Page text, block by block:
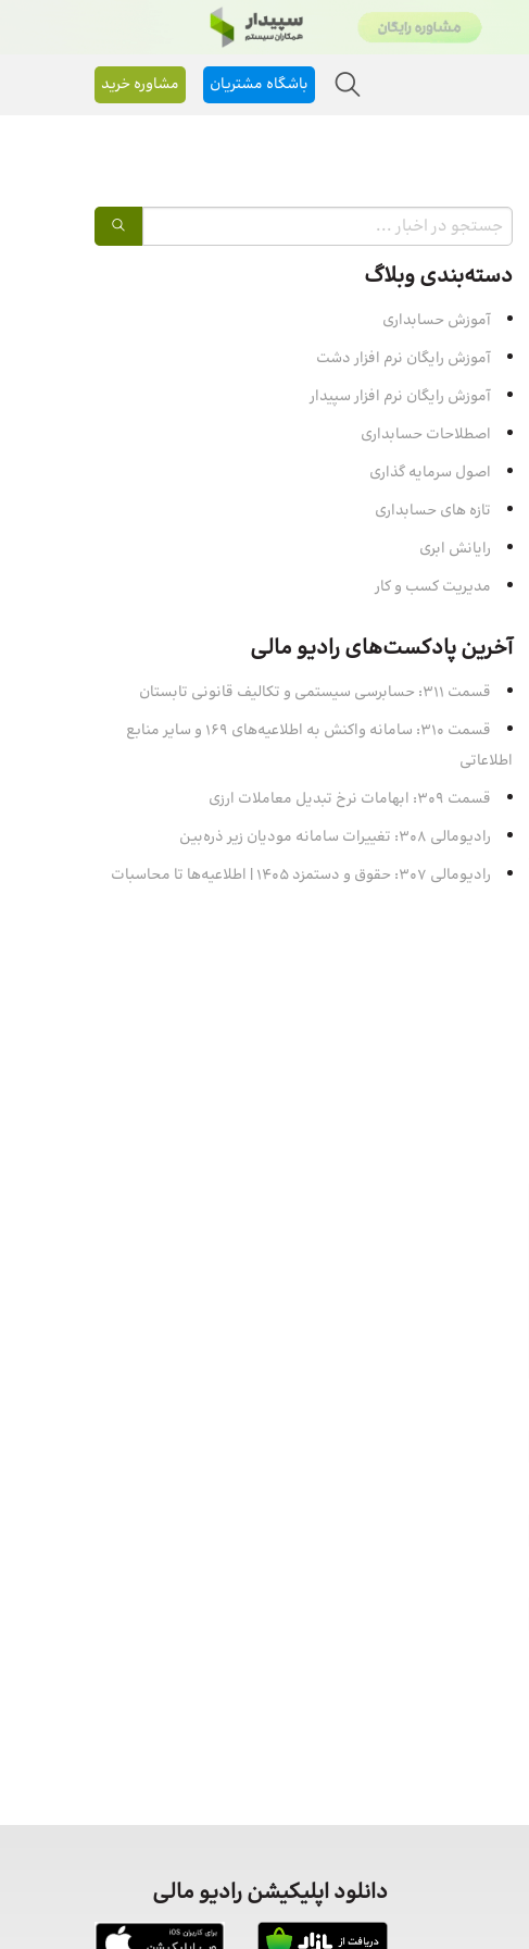
باشگاه مشتریان مشاوره خرید
دسته‌بندی وبلاگ
آموزش حسابداری
آموزش رایگان نرم افزار دشت
آموزش رایگان نرم افزار سپیدار
اصطلاحات حسابداری
اصول سرمایه‌ گذاری
تازه های حسابداری
رایانش ابری
مدیریت کسب و کار
آخرین پادکست‌های رادیو مالی
قسمت 311: حسابرسی سیستمی و تکالیف قانونی تابستان
قسمت 310: سامانه واکنش به اطلاعیه‌های 169 و سایر منابع
اطلاعاتی
قسمت 309: ابهامات نرخ تبدیل معاملات ارزی
رادیومالی 308: تغییرات سامانه مودیان زیر ذره‌بین
رادیومالی 307: حقوق و دستمزد 1405 | اطلاعیه‌ها تا محاسبات
دانلود اپلیکیشن رادیو مالی